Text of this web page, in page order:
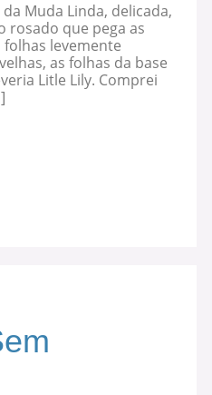
Muda Linda, delicada,
rosado que pega as
levemente
as folhas da base
Litle Lily. Comprei